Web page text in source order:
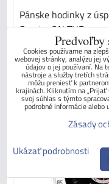
Pánske hodinky z
Sport - ON THE...
Predvoľby
Cookies používame na
webovej stránky, analýzu jej
údajov o jej používaní. Na
nástroje a služby tretích
môžu preniesť k
krajinách. Kliknutím na
svoj súhlas s týmto
podrobné informácie
Zásady
Ukázať podrobnosti